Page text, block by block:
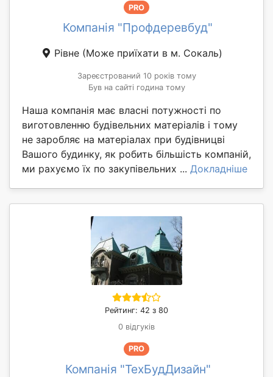
PRO
Компанія "Профдеревбуд"
Рівне (Може приїхати в м. Сокаль)
Зареєстрований 10 років тому
Був на сайті година тому
Наша компанія має власні потужності по
виготовленню будівельних матеріалів і тому
не заробляє на матеріалах при будівницві
Вашого будинку, як робить більшість компаній,
ми рахуємо їх по закупівельних ... Докладніше
Рейтинг: 42 з 80
0 відгуків
PRO
Компанія "ТехБудДизайн"